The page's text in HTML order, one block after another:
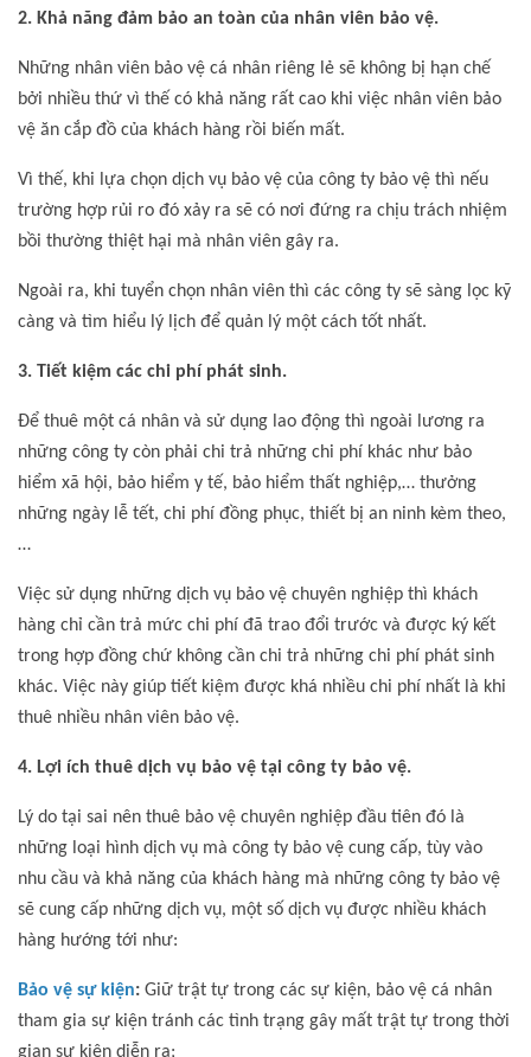
2. Khả năng đảm bảo an toàn của nhân viên bảo vệ.
Những nhân viên bảo vệ cá nhân riêng lẻ sẽ không bị hạn chế
bởi nhiều thứ vì thế có khả năng rất cao khi việc nhân viên bảo
vệ ăn cắp đồ của khách hàng rồi biến mất.
Vì thế, khi lựa chọn dịch vụ bảo vệ của công ty bảo vệ thì nếu
trường hợp rủi ro đó xảy ra sẽ có nơi đứng ra chịu trách nhiệm
bồi thường thiệt hại mà nhân viên gây ra.
Ngoài ra, khi tuyển chọn nhân viên thì các công ty sẽ sàng lọc kỹ
càng và tìm hiểu lý lịch để quản lý một cách tốt nhất.
3. Tiết kiệm các chi phí phát sinh.
Để thuê một cá nhân và sử dụng lao động thì ngoài lương ra
những công ty còn phải chi trả những chi phí khác như bảo
hiểm xã hội, bảo hiểm y tế, bảo hiểm thất nghiệp,… thưởng
những ngày lễ tết, chi phí đồng phục, thiết bị an ninh kèm theo,
…
Việc sử dụng những dịch vụ bảo vệ chuyên nghiệp thì khách
hàng chỉ cần trả mức chi phí đã trao đổi trước và được ký kết
trong hợp đồng chứ không cần chi trả những chi phí phát sinh
khác. Việc này giúp tiết kiệm được khá nhiều chi phí nhất là khi
thuê nhiều nhân viên bảo vệ.
4. Lợi ích thuê dịch vụ bảo vệ tại công ty bảo vệ.
Lý do tại sai nên thuê bảo vệ chuyên nghiệp đầu tiên đó là
những loại hình dịch vụ mà công ty bảo vệ cung cấp, tùy vào
nhu cầu và khả năng của khách hàng mà những công ty bảo vệ
sẽ cung cấp những dịch vụ, một số dịch vụ được nhiều khách
hàng hướng tới như:
Bảo vệ sự kiện: Giữ trật tự trong các sự kiện, bảo vệ cá nhân
tham gia sự kiện tránh các tình trạng gây mất trật tự trong thời
gian sự kiện diễn ra;